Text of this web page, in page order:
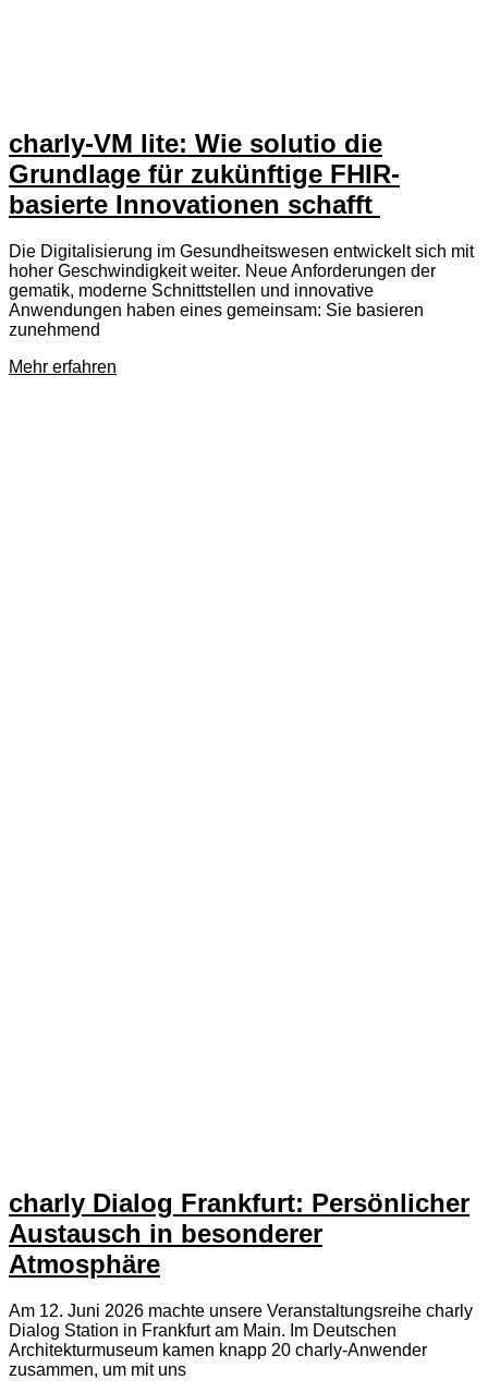
charly-VM lite: Wie solutio die
Grundlage für zukünftige FHIR-
basierte Innovationen schafft
Die Digitalisierung im Gesundheitswesen entwickelt sich mit
hoher Geschwindigkeit weiter. Neue Anforderungen der
gematik, moderne Schnittstellen und innovative
Anwendungen haben eines gemeinsam: Sie basieren
zunehmend
Mehr erfahren
charly Dialog Frankfurt: Persönlicher
Austausch in besonderer
Atmosphäre
Am 12. Juni 2026 machte unsere Veranstaltungsreihe charly
Dialog Station in Frankfurt am Main. Im Deutschen
Architekturmuseum kamen knapp 20 charly-Anwender
zusammen, um mit uns